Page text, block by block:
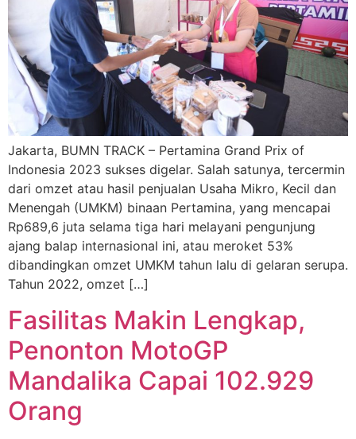
Jakarta, BUMN TRACK – Pertamina Grand Prix of
Indonesia 2023 sukses digelar. Salah satunya, tercermin
dari omzet atau hasil penjualan Usaha Mikro, Kecil dan
Menengah (UMKM) binaan Pertamina, yang mencapai
Rp689,6 juta selama tiga hari melayani pengunjung
ajang balap internasional ini, atau meroket 53%
dibandingkan omzet UMKM tahun lalu di gelaran serupa.
Tahun 2022, omzet […]
Fasilitas Makin Lengkap,
Penonton MotoGP
Mandalika Capai 102.929
Orang